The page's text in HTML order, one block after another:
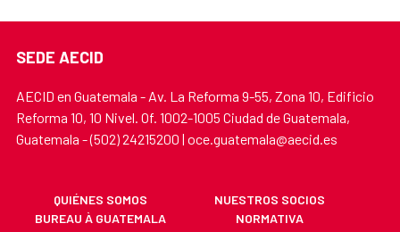
SEDE AECID
AECID en Guatemala - Av. La Reforma 9-55, Zona 10, Edificio
Reforma 10, 10 Nivel. Of. 1002-1005 Ciudad de Guatemala,
Guatemala - (502) 24215200 | oce.guatemala@aecid.es
QUIÉNES SOMOS
NUESTROS SOCIOS
BUREAU À GUATEMALA
NORMATIVA